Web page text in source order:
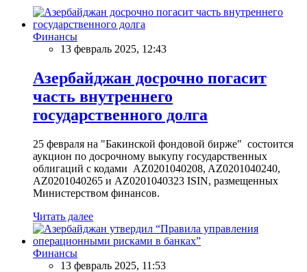
Финансы
13 февраль 2025, 12:43
Азербайджан досрочно погасит
часть внутреннего
государственного долга
25 февраля на "Бакинской фондовой бирже" состоится
аукцион по досрочному выкупу государственных
облигаций с кодами AZ0201040208, AZ0201040240,
AZ0201040265 и AZ0201040323 ISIN, размещенных
Министерством финансов.
Читать далее
Финансы
13 февраль 2025, 11:53